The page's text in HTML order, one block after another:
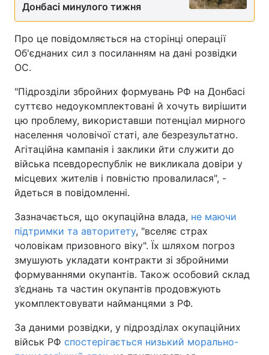
Донбасі минулого тижня
Про це повідомляється на сторінці операції
Об'єднаних сил з посиланням на дані розвідки
ОС.
"Підрозділи збройних формувань РФ на Донбасі
суттєво недоукомплектовані й хочуть вирішити
цю проблему, використавши потенціал мирного
населення чоловічої статі, але безрезультатно.
Агітаційна кампанія і заклики йти служити до
війська псевдореспублік не викликала довіри у
місцевих жителів і повністю провалилася", -
йдеться в повідомленні.
Зазначається, що окупаційна влада, не маючи
підтримки та авторитету, "вселяє страх
чоловікам призовного віку". Їх шляхом погроз
змушують укладати контракти зі збройними
формуваннями окупантів. Також особовий склад
з’єднань та частин окупантів продовжують
укомплектовувати найманцями з РФ.
За даними розвідки, у підрозділах окупаційних
військ РФ спостерігається низький морально-